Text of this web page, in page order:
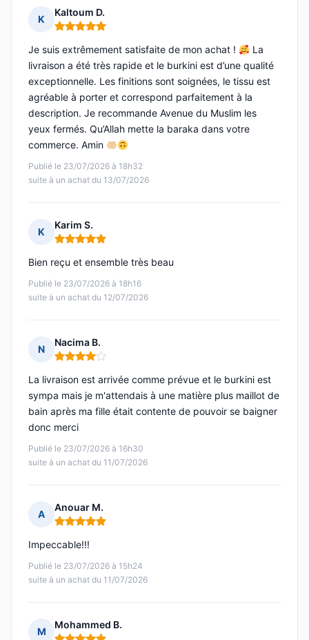
K
Kaltoum D.
Note : 5 sur 5
Publié le 23/07/2026 à 18h32
suite à un achat du 13/07/2026
Je suis extrêmement satisfaite de mon achat !
La
livraison a été très rapide et le burkini est d’une qualité
exceptionnelle. Les finitions sont soignées, le tissu est
agréable à porter et correspond parfaitement à la
description. Je recommande Avenue du Muslim les
yeux fermés. Qu’Allah mette la baraka dans votre
commerce. Amin
K
Karim S.
Note : 5 sur 5
Publié le 23/07/2026 à 18h16
suite à un achat du 12/07/2026
Bien reçu et ensemble très beau
N
Nacima B.
Note : 4 sur 5
Publié le 23/07/2026 à 16h30
suite à un achat du 11/07/2026
La livraison est arrivée comme prévue et le burkini est
sympa mais je m'attendais à une matière plus maillot de
bain après ma fille était contente de pouvoir se baigner
donc merci
A
Anouar M.
Note : 5 sur 5
Publié le 23/07/2026 à 15h24
suite à un achat du 11/07/2026
Impeccable!!!
M
Mohammed B.